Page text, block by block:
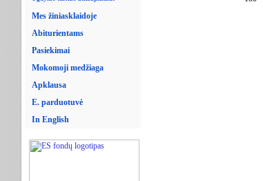
Mes žiniasklaidoje
Abiturientams
Pasiekimai
Mokomoji medžiaga
Apklausa
E. parduotuvė
In English